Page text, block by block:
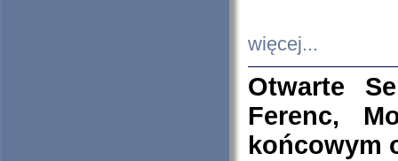
więcej...
Otwarte
Ferenc,
końcowym